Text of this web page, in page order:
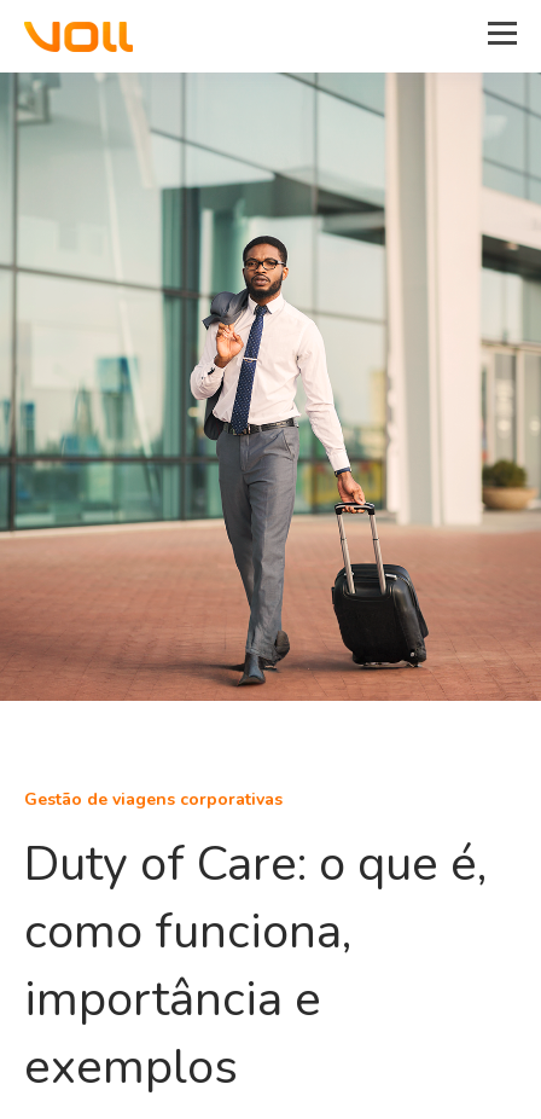
Gestão de viagens corporativas
Duty of Care: o que é,
como funciona,
importância e
exemplos